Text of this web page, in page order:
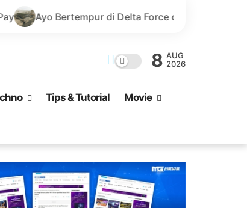
di Delta Force dengan Senjata Baru melalui Top
8 AUG
2026
Tips & Tutorial Movie